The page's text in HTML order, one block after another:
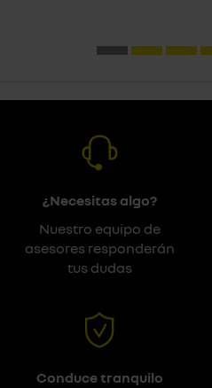
¿Necesitas algo?
Nuestro equipo de
asesores responderán
tus dudas
Conduce tranquilo